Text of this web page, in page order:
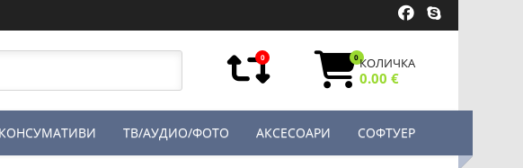
0 0КОЛИЧКА
0.00 €
КОНСУМАТИВИ ТВ/АУДИО/ФОТО АКСЕСОАРИ СОФТУЕР